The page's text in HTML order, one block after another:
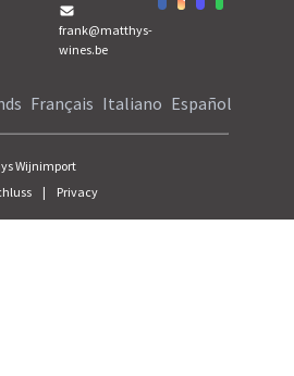
frank@matthys-
wines.be
Français Italiano Español
Wijnimport
| Privacy